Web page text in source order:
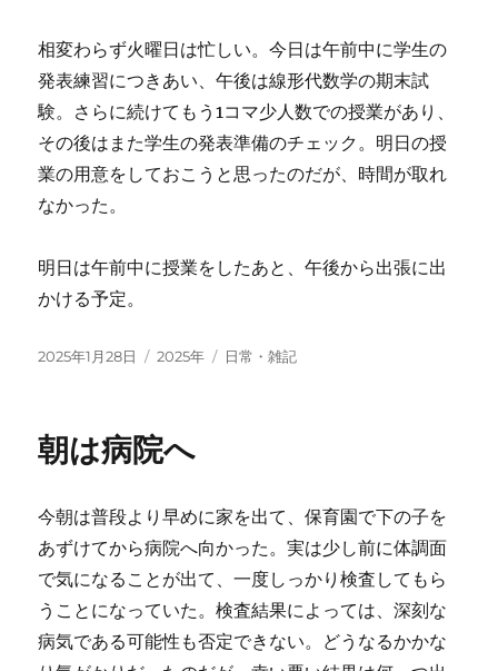
相変わらず火曜日は忙しい。今日は午前中に学生の
発表練習につきあい、午後は線形代数学の期末試
験。さらに続けてもう1コマ少人数での授業があり、
その後はまた学生の発表準備のチェック。明日の授
業の用意をしておこうと思ったのだが、時間が取れ
なかった。
明日は午前中に授業をしたあと、午後から出張に出
かける予定。
投
2025年1月28日
カ
ー
2025年
タ
日常・雑記
朝は病院へ
今朝は普段より早めに家を出て、保育園で下の子を
あずけてから病院へ向かった。実は少し前に体調面
で気になることが出て、一度しっかり検査してもら
うことになっていた。検査結果によっては、深刻な
病気である可能性も否定できない。どうなるかかな